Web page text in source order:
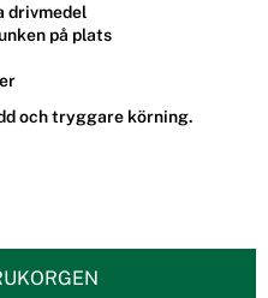
drivmedel
på plats
och tryggare körning.